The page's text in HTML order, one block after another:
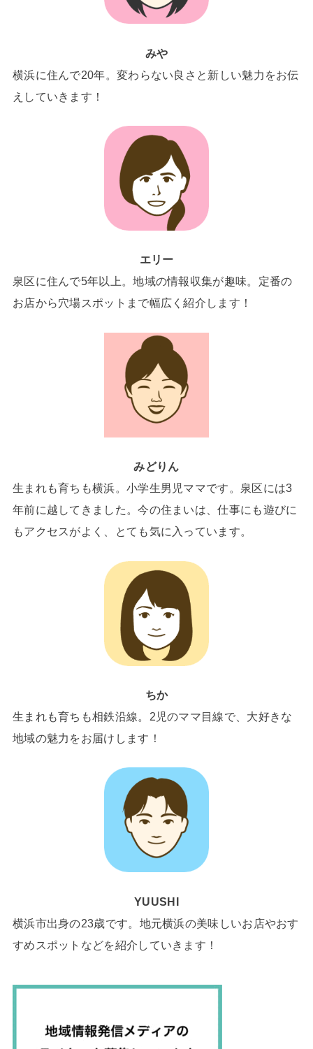
みや
横浜に住んで20年。変わらない良さと新しい魅力をお伝
えしていきます！
エリー
泉区に住んで5年以上。地域の情報収集が趣味。定番の
お店から穴場スポットまで幅広く紹介します！
みどりん
生まれも育ちも横浜。小学生男児ママです。泉区には3
年前に越してきました。今の住まいは、仕事にも遊びに
もアクセスがよく、とても気に入っています。
ちか
生まれも育ちも相鉄沿線。2児のママ目線で、大好きな
地域の魅力をお届けします！
YUUSHI
横浜市出身の23歳です。地元横浜の美味しいお店やおす
すめスポットなどを紹介していきます！